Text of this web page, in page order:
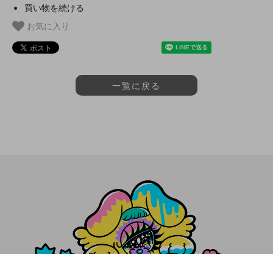
買い物を続ける
お気に入り
一覧に戻る